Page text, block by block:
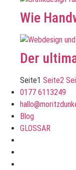
Wie
Der
Seite1 Seite2
0177 6113249
Blog
GLOSSAR